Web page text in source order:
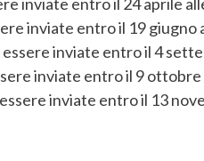
inviate entro il 19 giugno
inviate entro il 4
inviate entro il 9 ottobre
inviate entro il 13